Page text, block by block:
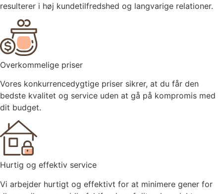
resulterer i høj kundetilfredshed og langvarige relationer.
Overkommelige priser
Vores konkurrencedygtige priser sikrer, at du får den
bedste kvalitet og service uden at gå på kompromis med
dit budget.
Hurtig og effektiv service
Vi arbejder hurtigt og effektivt for at minimere gener for